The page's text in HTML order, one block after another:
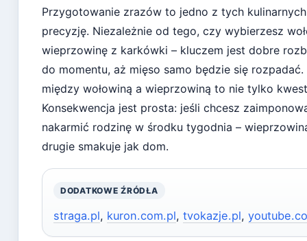
Przygotowanie zrazów to jedno z tych
precyzję. Niezależnie od tego, czy wybierzesz
wieprzowinę z karkówki – kluczem jest dobre
do momentu, aż mięso samo będzie się
między wołowiną a wieprzowiną to nie tylko
Konsekwencja jest prosta: jeśli chcesz
nakarmić rodzinę w środku tygodnia –
drugie smakuje jak dom.
DODATKOWE ŹRÓDŁA
straga.pl, kuron.com.pl, tvokazje.pl,